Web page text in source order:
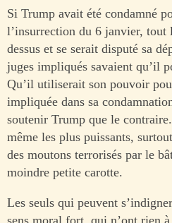
Si Trump avait été condamné
l’insurrection du 6 janvier, tout
dessus et se serait disputé sa
juges impliqués savaient qu’il
Qu’il utiliserait son pouvoir
impliquée dans sa
soutenir Trump que le
même les plus puissants,
des moutons terrorisés par le
moindre petite carotte.
Les seuls qui peuvent